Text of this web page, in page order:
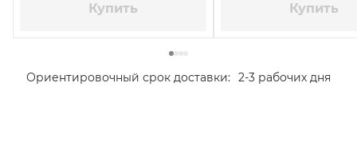
Купить Купить
Ориентировочный срок доставки: 2-3 рабочих дня